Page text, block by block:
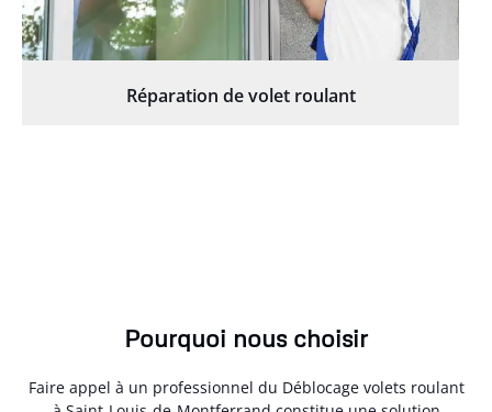
Réparation de volet roulant
Pourquoi nous choisir
Faire appel à un professionnel du Déblocage volets roulant